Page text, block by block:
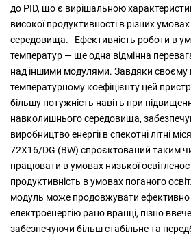
до PID, що є вирішальною
високої продуктивності в різних
середовища. Ефективність роботи в
температур — ще одна відмінна
над іншими модулями. Завдяки своєму
температурному коефіцієнту цей
більшу потужність навіть при
навколишнього середовища,
виробництво енергії в спекотні літні
72X16/DG (BW) спроєктований таким
працювати в умовах низької
продуктивність в умовах поганого
модуль може продовжувати ефективно
електроенергію рано вранці, пізно
забезпечуючи більш стабільне та